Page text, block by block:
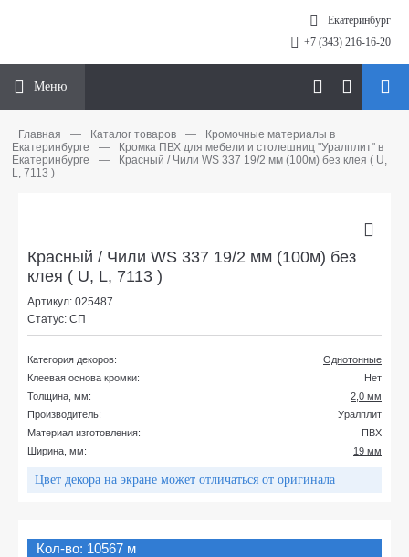
Екатеринбург
+7 (343) 216-16-20
Меню
Главная — Каталог товаров —
Кромочные материалы в
Екатеринбурге
—
Кромка ПВХ для мебели и столешниц "Уралплит" в
Екатеринбурге
—
Красный / Чили WS 337 19/2 мм (100м) без клея ( U,
L, 7113 )
Красный / Чили WS 337 19/2 мм (100м) без
клея ( U, L, 7113 )
Артикул: 025487
Статус: СП
Категория декоров:
Однотонные
Клеевая основа кромки:
Нет
Толщина, мм:
2,0 мм
Производитель:
Уралплит
Материал изготовления:
ПВХ
Ширина, мм:
19 мм
Цвет декора на экране может отличаться от оригинала
Кол-во: 10567 м